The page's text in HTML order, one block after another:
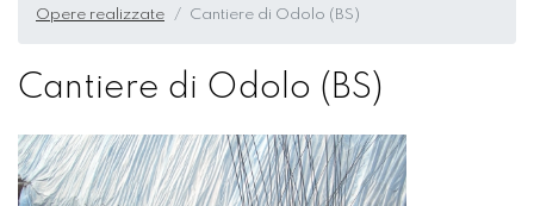
Opere realizzate Cantiere di Odolo (BS)
Cantiere di Odolo (BS)